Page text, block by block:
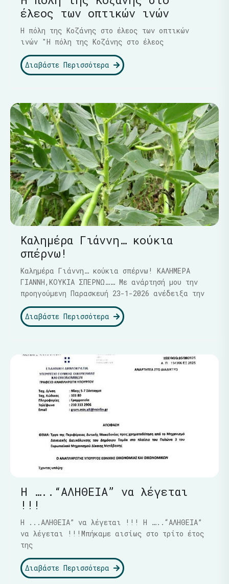
έλεος των οπτικών ινών
Η πόλη της Κοζάνης στο έλεος των οπτικών
ινών "Η πόλη της Κοζάνης στο έλεος
Διαβάστε Περισσότερα
Καλημέρα Γιάννη… κούκια
σπέρνω!
Καλημέρα Γιάννη… κούκια σπέρνω! ΚΑΛΗΜΕΡΑ
ΓΙΑΝΝΗ,ΚΟΥΚΙΑ ΣΠΕΡΝΩ…… Με ανάρτησή μου την
προηγούμενη Παρασκευή 23-1-2026 ανέδειξα την
Διαβάστε Περισσότερα
Η …..“ΑΛΗΘΕΙΑ” να λέγεται
!!!
Η ...ΑΛΗΘΕΙΑ” να λέγεται !!! Η …..“ΑΛΗΘΕΙΑ”
να λέγεται !!!Μπήκαμε αισίως στο τρίτο έτος
της
Διαβάστε Περισσότερα